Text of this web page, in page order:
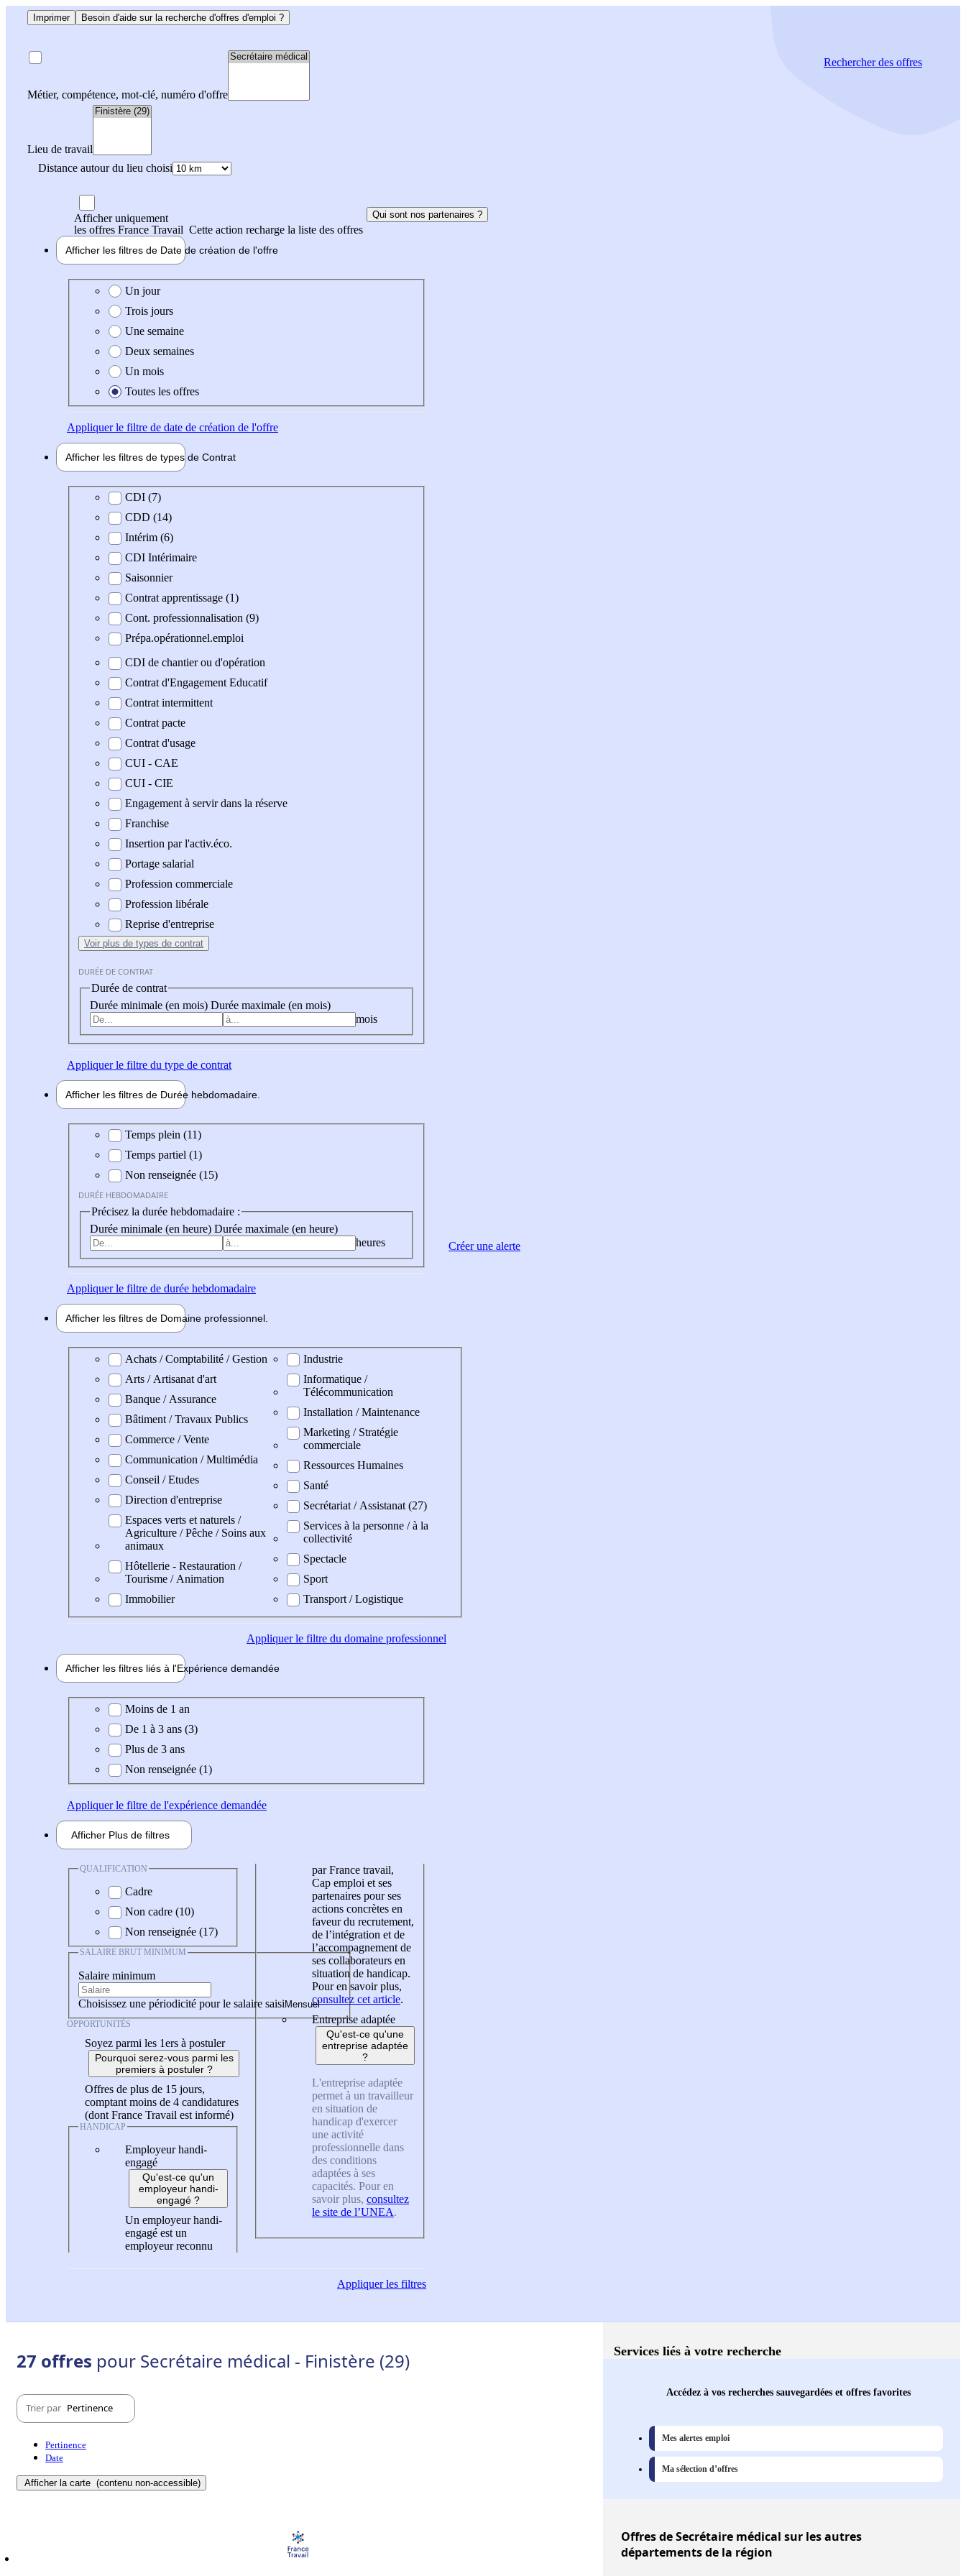
Imprimer Besoin d'aide sur la recherche d'offres d'emploi ?
Métier, compétence, mot-clé, numéro d'offre
Lieu de travail
Distance autour du lieu choisi
Rechercherdes offres
Afficher uniquement
les offres France Travail Cette action recharge la liste des offres
Qui sont nos partenaires ?
Afficher les filtres de Date de création de l'offre
Date de création de l'offre
Un jour
Trois jours
Une semaine
Deux semaines
Un mois
Toutes les offres
Appliquerle filtre de date de création de l'offre
Afficher les filtres de types de Contrat
Type de contrat
CDI (7)
CDD (14)
Intérim (6)
CDI Intérimaire
Saisonnier
Contrat apprentissage (1)
Cont. professionnalisation (9)
Prépa.opérationnel.emploi
CDI de chantier ou d'opération
Contrat d'Engagement Educatif
Contrat intermittent
Contrat pacte
Contrat d'usage
CUI - CAE
CUI - CIE
Engagement à servir dans la réserve
Franchise
Insertion par l'activ.éco.
Portage salarial
Profession commerciale
Profession libérale
Reprise d'entreprise
Voir plus de types de contrat
DURÉE DE CONTRAT
Durée de contrat
Durée minimale (en mois) Durée maximale (en mois)
mois
Appliquerle filtre du type de contrat
Afficher les filtres de Durée hebdomadaire
Durée hebdomadaire
Temps plein (11)
Temps partiel (1)
Non renseignée (15)
DURÉE HEBDOMADAIRE
Précisez la durée hebdomadaire :
Durée minimale (en heure) Durée maximale (en heure)
heures
Appliquerle filtre de durée hebdomadaire
Afficher les filtres de Domaine professionnel
Domaine professionel
Achats / Comptabilité / Gestion
Arts / Artisanat d'art
Banque / Assurance
Bâtiment / Travaux Publics
Commerce / Vente
Communication / Multimédia
Conseil / Etudes
Direction d'entreprise
Espaces verts et naturels /
Agriculture / Pêche / Soins aux
animaux
Hôtellerie - Restauration /
Tourisme / Animation
Immobilier
Industrie
Informatique /
Télécommunication
Installation / Maintenance
Marketing / Stratégie
commerciale
Ressources Humaines
Santé
Secrétariat / Assistanat (27)
Services à la personne / à la
collectivité
Spectacle
Sport
Transport / Logistique
Appliquerle filtre du domaine professionnel
Afficher les filtres liés à l'Expérience demandée
Expérience demandée
Moins de 1 an
De 1 à 3 ans (3)
Plus de 3 ans
Non renseignée (1)
Appliquerle filtre de l'expérience demandée
Afficher Plus de filtres
QUALIFICATION
Cadre
Non cadre (10)
Non renseignée (17)
SALAIRE BRUT MINIMUM
Salaire minimum
Choisissez une périodicité pour le salaire saisi
OPPORTUNITÉS
Soyez parmi les 1ers à postuler
Pourquoi serez-vous parmi les
premiers à postuler ?
Offres de plus de 15 jours,
comptant moins de 4 candidatures
(dont France Travail est informé)
HANDICAP
Employeur handi-
engagé
Qu'est-ce qu'un
employeur handi-
engagé ?
Un employeur handi-
engagé est un
employeur reconnu
par France travail,
Cap emploi et ses
partenaires pour ses
actions concrètes en
faveur du recrutement,
de l’intégration et de
l’accompagnement de
ses collaborateurs en
situation de handicap.
Pour en savoir plus,
consultez cet article.
Entreprise adaptée
Qu'est-ce qu'une
entreprise adaptée
?
L'entreprise adaptée
permet à un travailleur
en situation de
handicap d'exercer
une activité
professionnelle dans
des conditions
adaptées à ses
capacités. Pour en
savoir plus, consultez
le site de l’UNEA.
Appliquerles filtres
Créer une alerte
27 offres pour Secrétaire médical - Finistère (29)
Trier par Pertinence
Pertinence
Date
Afficher la carte (contenu non-accessible)
Services liés à votre recherche
Accédez à vos recherches sauvegardées et offres favorites
Mes alertes emploi
Ma sélection d’offres
Offresde Secrétaire médical sur les autres
départements de la région